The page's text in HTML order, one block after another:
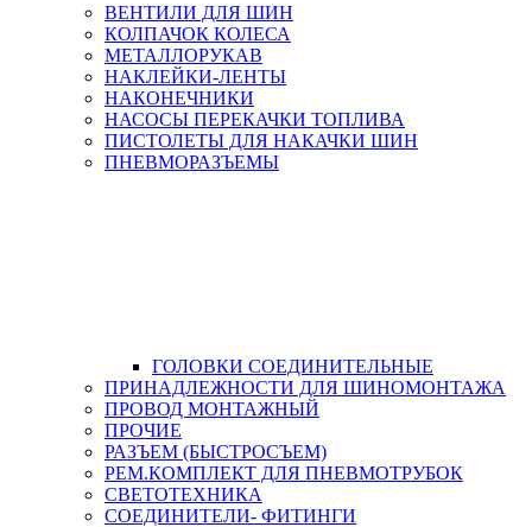
ВЕНТИЛИ ДЛЯ ШИН
КОЛПАЧОК КОЛЕСА
МЕТАЛЛОРУКАВ
НАКЛЕЙКИ-ЛЕНТЫ
НАКОНЕЧНИКИ
НАСОСЫ ПЕРЕКАЧКИ ТОПЛИВА
ПИСТОЛЕТЫ ДЛЯ НАКАЧКИ ШИН
ПНЕВМОРАЗЪЕМЫ
ГОЛОВКИ СОЕДИНИТЕЛЬНЫЕ
ПРИНАДЛЕЖНОСТИ ДЛЯ ШИНОМОНТАЖА
ПРОВОД МОНТАЖНЫЙ
ПРОЧИЕ
РАЗЪЕМ (БЫСТРОСЪЕМ)
РЕМ.КОМПЛЕКТ ДЛЯ ПНЕВМОТРУБОК
СВЕТОТЕХНИКА
СОЕДИНИТЕЛИ- ФИТИНГИ